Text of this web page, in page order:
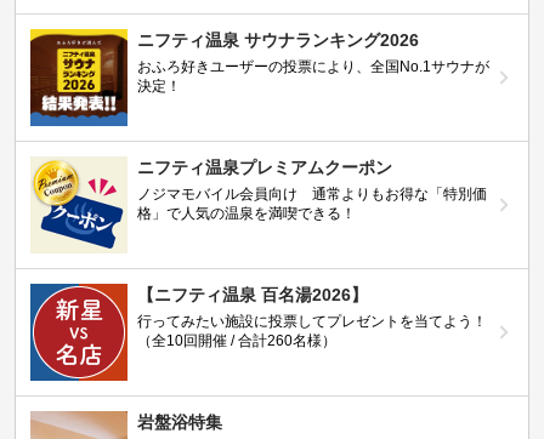
ニフティ温泉 サウナランキング2026
おふろ好きユーザーの投票により、全国No.1サウナが
決定！
ニフティ温泉プレミアムクーポン
ノジマモバイル会員向け 通常よりもお得な「特別価
格」で人気の温泉を満喫できる！
【ニフティ温泉 百名湯2026】
行ってみたい施設に投票してプレゼントを当てよう！
（全10回開催 / 合計260名様）
岩盤浴特集